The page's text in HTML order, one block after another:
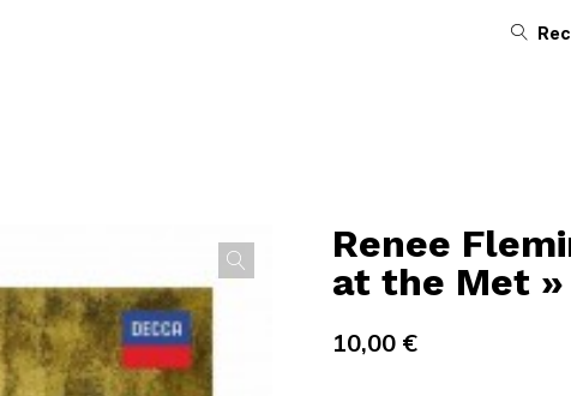
Renee
at the Met »
10,00 €